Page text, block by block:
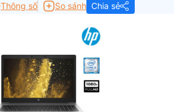
Thông số So sánh Chia sẻ